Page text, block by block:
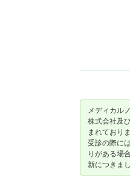
メディカル
株式会社及
まれており
受診の際に
りがある場
新につきま